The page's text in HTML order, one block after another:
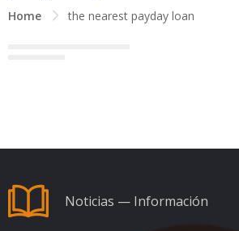
Home the nearest payday loan
Noticias — Información